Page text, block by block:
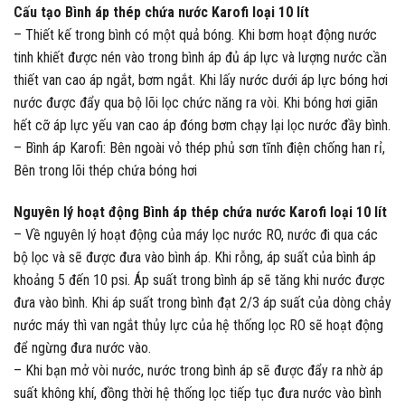
Cấu tạo Bình áp thép chứa nước Karofi loại 10 lít
– Thiết kế trong bình có một quả bóng. Khi bơm hoạt động nước
tinh khiết được nén vào trong bình áp đủ áp lực và lượng nước cần
thiết van cao áp ngắt, bơm ngắt. Khi lấy nước dưới áp lực bóng hơi
nước được đẩy qua bộ lõi lọc chức năng ra vòi. Khi bóng hơi giãn
hết cỡ áp lực yếu van cao áp đóng bơm chạy lại lọc nước đầy bình.
– Bình áp Karofi: Bên ngoài vỏ thép phủ sơn tĩnh điện chống han rỉ,
Bên trong lõi thép chứa bóng hơi
Nguyên lý hoạt động Bình áp thép chứa nước Karofi loại 10 lít
– Về nguyên lý hoạt động của máy lọc nước RO, nước đi qua các
bộ lọc và sẽ được đưa vào bình áp. Khi rỗng, áp suất của bình áp
khoảng 5 đến 10 psi. Áp suất trong bình áp sẽ tăng khi nước được
đưa vào bình. Khi áp suất trong bình đạt 2/3 áp suất của dòng chảy
nước máy thì van ngắt thủy lực của hệ thống lọc RO sẽ hoạt động
để ngừng đưa nước vào.
– Khi bạn mở vòi nước, nước trong bình áp sẽ được đẩy ra nhờ áp
suất không khí, đồng thời hệ thống lọc tiếp tục đưa nước vào bình